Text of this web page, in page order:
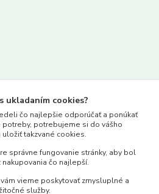
ukladaním cookies?
čo najlepšie odporúčať a ponúkať
potrebujeme si do vášho
takzvané cookies.
správne fungovanie stránky, aby bol
nakupovania čo najlepší.
vieme poskytovať zmysluplné a
služby.